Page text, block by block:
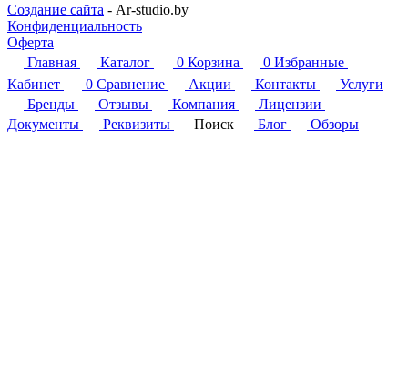
Создание сайта - Ar-studio.by
Конфиденциальность
Оферта
Главная
Каталог 0 Корзина 0 Избранные
Кабинет
0 Сравнение Акции Контакты
Услуги
Бренды
Отзывы Компания
Лицензии
Документы
Реквизиты Поиск Блог Обзоры